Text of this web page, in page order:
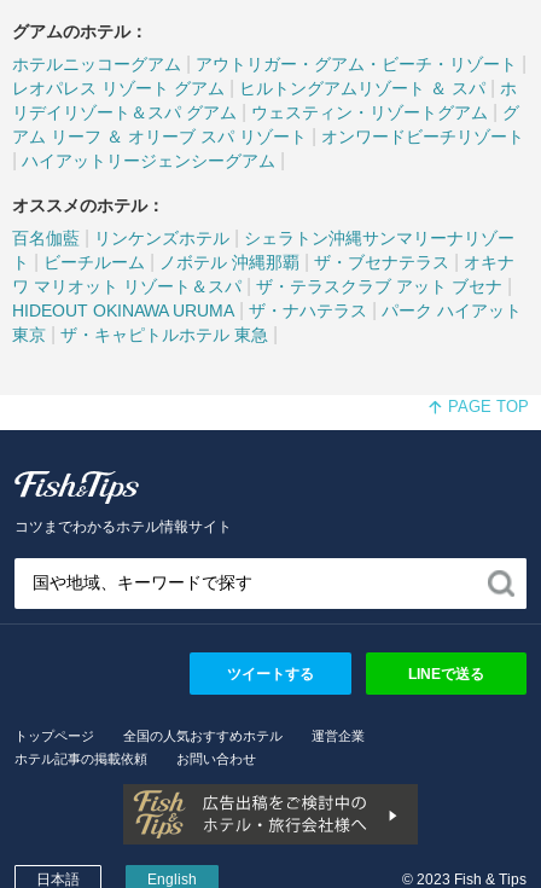
グアムのホテル：
ホテルニッコーグアム
アウトリガー・グアム・ビーチ・リゾート
レオパレス リゾート グアム ヒルトングアムリゾート ＆ スパ
ホ
リデイリゾート＆スパ グアム
ウェスティン・リゾートグアム
グ
アム リーフ ＆ オリーブ スパ リゾート
オンワードビーチリゾート
ハイアットリージェンシーグアム
オススメのホテル：
百名伽藍
リンケンズホテル
シェラトン沖縄サンマリーナリゾー
ト
ビーチルーム ノボテル 沖縄那覇 ザ・ブセナテラス
オキナ
ワ マリオット リゾート＆スパ
ザ・テラスクラブ アット ブセナ
HIDEOUT OKINAWA URUMA ザ・ナハテラス
パーク ハイアット
東京
ザ・キャピトルホテル 東急
PAGE TOP
コツまでわかるホテル情報サイト
ツイートする LINEで送る
トップページ 全国の人気おすすめホテル
運営企業
ホテル記事の掲載依頼
お問い合わせ
日本語 English © 2023 Fish & Tips